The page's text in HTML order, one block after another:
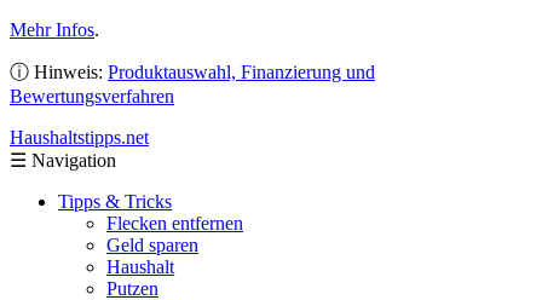
Mehr Infos.
ⓘ Hinweis: Produktauswahl, Finanzierung und
Bewertungsverfahren
Haushaltstipps.net
☰ Navigation
Tipps & Tricks
Flecken entfernen
Geld sparen
Haushalt
Putzen